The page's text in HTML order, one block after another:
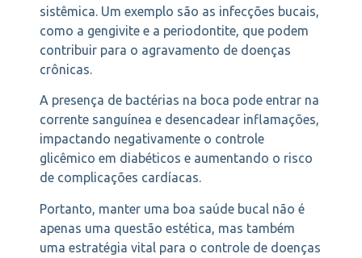
sistêmica. Um exemplo são as infecções bucais,
como a gengivite e a periodontite, que podem
contribuir para o agravamento de doenças
crônicas.
A presença de bactérias na boca pode entrar na
corrente sanguínea e desencadear inflamações,
impactando negativamente o controle
glicêmico em diabéticos e aumentando o risco
de complicações cardíacas.
Portanto, manter uma boa saúde bucal não é
apenas uma questão estética, mas também
uma estratégia vital para o controle de doenças